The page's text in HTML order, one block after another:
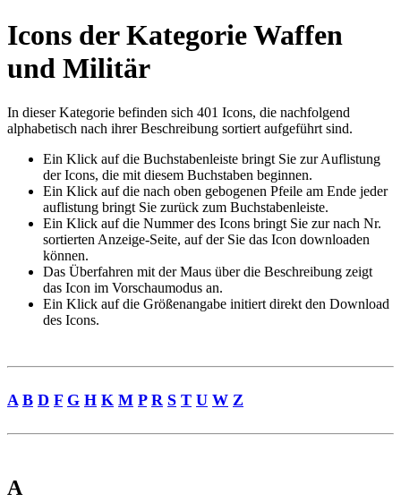
Icons der Kategorie Waffen
und Militär
In dieser Kategorie befinden sich 401 Icons, die nachfolgend
alphabetisch nach ihrer Beschreibung sortiert aufgeführt sind.
Ein Klick auf die Buchstabenleiste bringt Sie zur Auflistung
der Icons, die mit diesem Buchstaben beginnen.
Ein Klick auf die nach oben gebogenen Pfeile am Ende jeder
auflistung bringt Sie zurück zum Buchstabenleiste.
Ein Klick auf die Nummer des Icons bringt Sie zur nach Nr.
sortierten Anzeige-Seite, auf der Sie das Icon downloaden
können.
Das Überfahren mit der Maus über die Beschreibung zeigt
das Icon im Vorschaumodus an.
Ein Klick auf die Größenangabe initiert direkt den Download
des Icons.
A B D F G H K M P R S T U W Z
A